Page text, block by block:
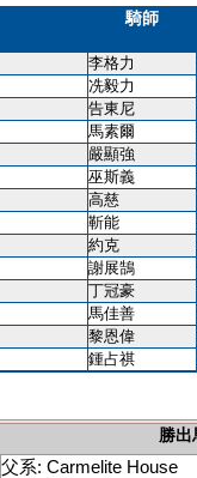
騎師
李格力
冼毅力
告東尼
馬素爾
嚴顯強
巫斯義
高慈
靳能
約克
謝展鵠
丁冠豪
馬佳善
黎恩偉
鍾占祺
勝出
父系: Carmelite House